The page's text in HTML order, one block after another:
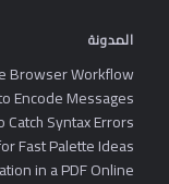
المدونة
Browser Workflow
Encode Messages
Catch Syntax Errors
Fast Palette Ideas
in a PDF Online